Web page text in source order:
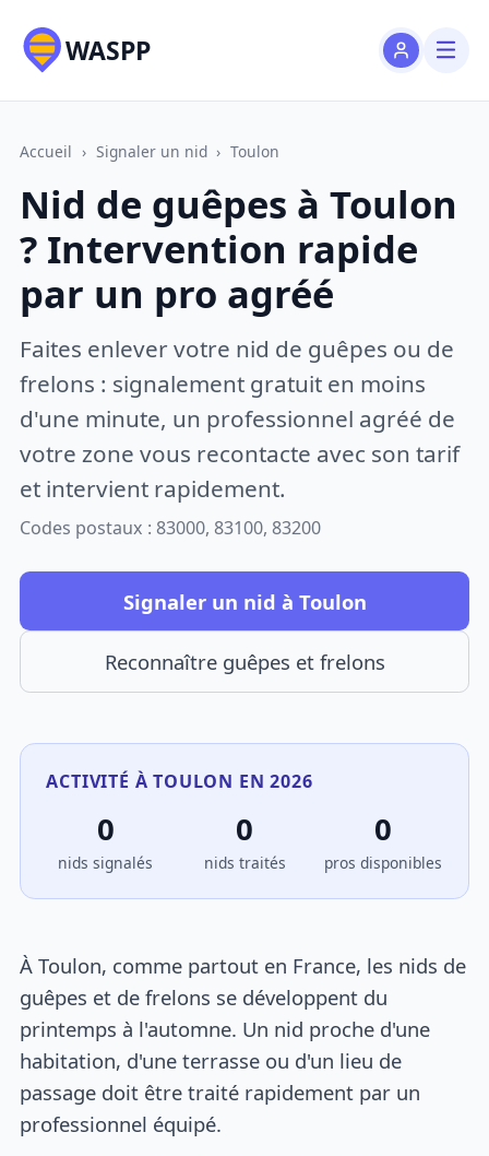
WASPP
Accueil › Signaler un nid › Toulon
Nid de guêpes à Toulon
? Intervention rapide
par un pro agréé
Faites enlever votre nid de guêpes ou de
frelons : signalement gratuit en moins
d'une minute, un professionnel agréé de
votre zone vous recontacte avec son tarif
et intervient rapidement.
Codes postaux : 83000, 83100, 83200
Signaler un nid à Toulon
Reconnaître guêpes et frelons
ACTIVITÉ À TOULON EN 2026
0
nids signalés
0
nids traités
0
pros disponibles
À Toulon, comme partout en France, les nids de
guêpes et de frelons se développent du
printemps à l'automne. Un nid proche d'une
habitation, d'une terrasse ou d'un lieu de
passage doit être traité rapidement par un
professionnel équipé.